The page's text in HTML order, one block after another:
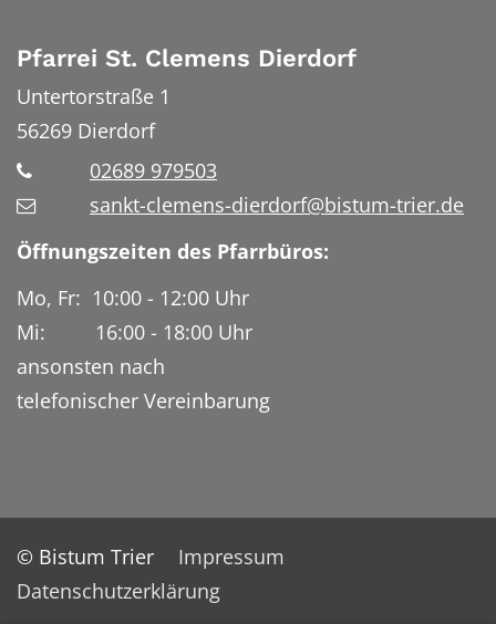
Pfarrei St. Clemens Dierdorf
Untertorstraße 1
56269 Dierdorf
02689 979503
sankt-clemens-dierdorf@bistum-trier.de
Öffnungszeiten des Pfarrbüros:
Mo, Fr: 10:00 - 12:00 Uhr
Mi: 16:00 - 18:00 Uhr
ansonsten nach
telefonischer Vereinbarung
© Bistum Trier
Impressum
Datenschutzerklärung